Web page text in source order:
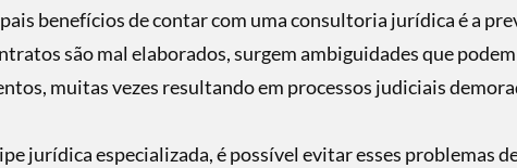
benefícios de contar com uma consultoria jurídica é a
são mal elaborados, surgem ambiguidades que
muitas vezes resultando em processos judiciais
jurídica especializada, é possível evitar esses problemas